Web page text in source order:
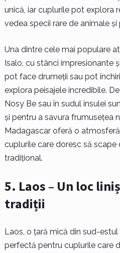
unică, iar cuplurile pot explora
vedea specii rare de animale și
Una dintre cele mai populare
Isalo, cu stânci impresionante
pot face drumeții sau pot
explora peisajele incredibile.
Nosy Be sau în sudul insulei
și pentru a savura frumusețea
Madagascar oferă o
cuplurile care doresc să scape
tradițional.
5. Laos – Un loc
tradiții
Laos, o țară mică din sud-
perfectă pentru cuplurile care